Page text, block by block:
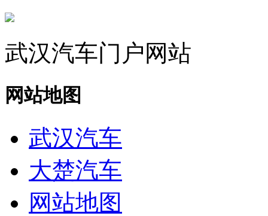
武汉汽车门户网站
网站地图
武汉汽车
大楚汽车
网站地图